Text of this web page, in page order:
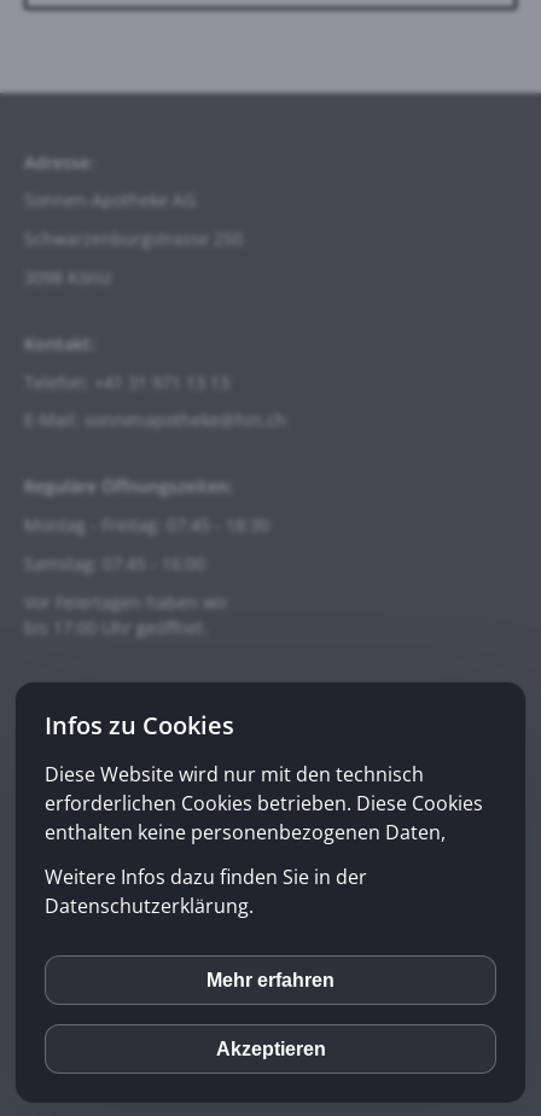
Adresse:
Sonnen-Apotheke AG
Schwarzenburgstrasse
3098 Köniz
Kontakt:
Telefon: +41 31 971 13 13
E-Mail:
sonnenapotheke@hin.ch
Reguläre Öffnungszeiten:
Montag - Freitag: 07:45 - 18:30
Samstag: 07:45 - 16:00
Vor Feiertagen haben wir
bis 17:00 Uhr geöffnet.
Telefon: +41 90 098 99 00
(0.98 CHF/min ab zweiter Minute)
Notfall-Finder
Datenschutzerklärung
Disclaimer
© 2026 Sonnen-Apotheke
Infos zu Cookies
Diese Website wird nur mit den technisch
erforderlichen Cookies betrieben. Diese Cookies
enthalten keine personenbezogenen Daten,
Weitere Infos dazu finden Sie in der
Datenschutzerklärung.
Mehr erfahren
Akzeptieren